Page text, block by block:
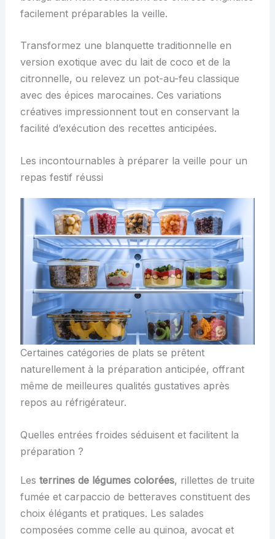
facilement préparables la veille.
Transformez une blanquette traditionnelle en
version exotique avec du lait de coco et de la
citronnelle, ou relevez un pot-au-feu classique
avec des épices marocaines. Ces variations
créatives impressionnent tout en conservant la
facilité d’exécution des recettes anticipées.
Les incontournables à préparer la veille pour un
repas festif réussi
Certaines catégories de plats se prêtent
naturellement à la préparation anticipée, offrant
même de meilleures qualités gustatives après
repos au réfrigérateur.
Quelles entrées froides séduisent et facilitent la
préparation ?
Les terrines de légumes colorées, rillettes de truite
fumée et carpaccio de betteraves constituent des
choix élégants et pratiques. Les salades
composées comme celle au quinoa, avocat et